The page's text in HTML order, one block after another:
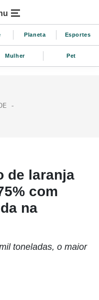
Planeta Esportes
Mulher Pet
de laranja
com
na
toneladas, o maior